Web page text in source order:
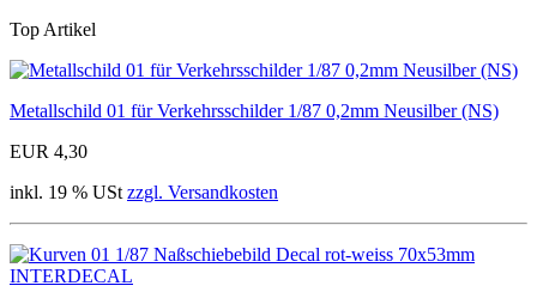
Top Artikel
Metallschild 01 für Verkehrsschilder 1/87 0,2mm Neusilber (NS)
EUR 4,30
inkl. 19 % USt zzgl. Versandkosten